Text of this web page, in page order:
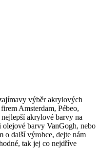
výběr akrylových
Amsterdam, Pébeo,
akrylové barvy na
olejové barvy VanGogh, nebo
o další výrobce, dejte nám
tak jej co nejdříve